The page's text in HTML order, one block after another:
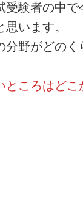
受験者の中
います。
野がどの
ころはど